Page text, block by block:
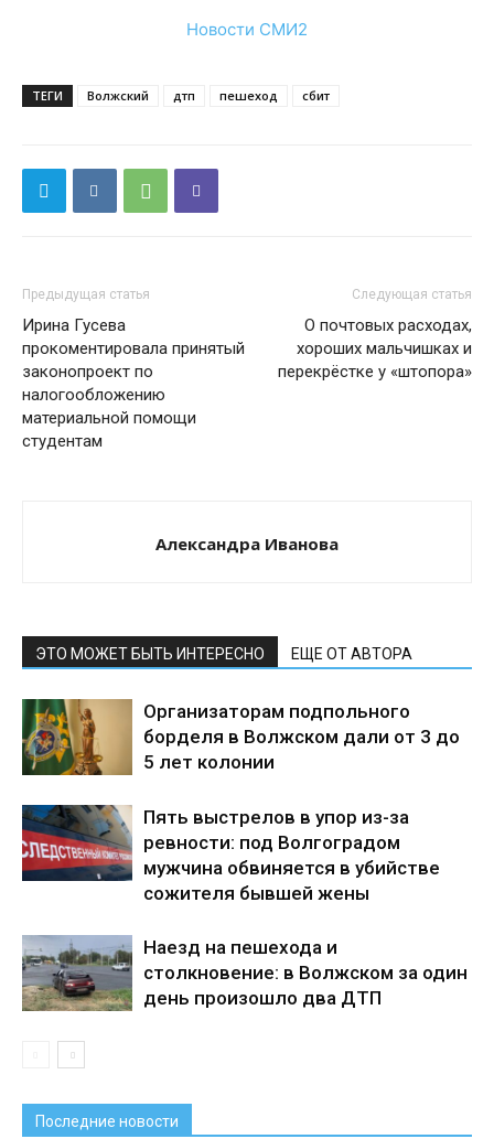
Новости СМИ2
ТЕГИ Волжский дтп пешеход сбит
Предыдущая статья
Ирина Гусева
прокоментировала принятый
законопроект по
налогообложению
материальной помощи
студентам
Следующая статья
О почтовых расходах,
хороших мальчишках и
перекрёстке у «штопора»
Александра Иванова
ЭТО МОЖЕТ БЫТЬ ИНТЕРЕСНО ЕЩЕ ОТ АВТОРА
Организаторам подпольного
борделя в Волжском дали от 3 до
5 лет колонии
Пять выстрелов в упор из-за
ревности: под Волгоградом
мужчина обвиняется в убийстве
сожителя бывшей жены
Наезд на пешехода и
столкновение: в Волжском за один
день произошло два ДТП
Последние новости